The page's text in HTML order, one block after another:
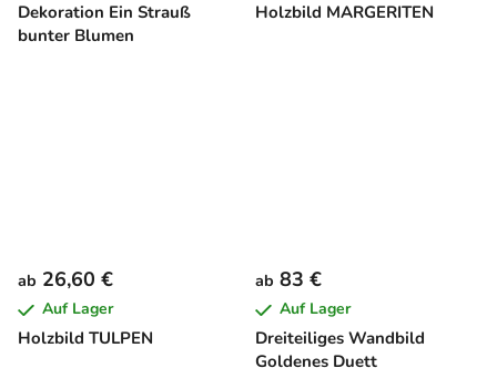
Dekoration Ein Strauß
bunter Blumen
Holzbild MARGERITEN
Holzbild TULPEN
ab 26,60 €
Auf Lager
Dreiteiliges Wandbild
Goldenes Duett
ab 83 €
Auf Lager